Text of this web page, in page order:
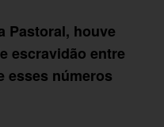
Pastoral, houve
escravidão entre
esses números